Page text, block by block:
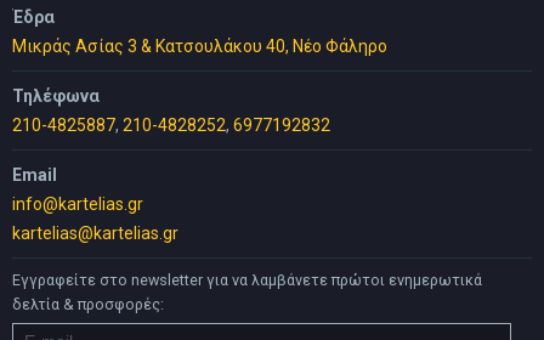
Έδρα
Μικράς Ασίας 3 & Κατσουλάκου 40, Νέο Φάληρο
Τηλέφωνα
210-4825887, 210-4828252, 6977192832
Email
info@kartelias.gr
kartelias@kartelias.gr
Εγγραφείτε στο newsletter για να λαμβάνετε πρώτοι ενημερωτικά
δελτία & προσφορές: